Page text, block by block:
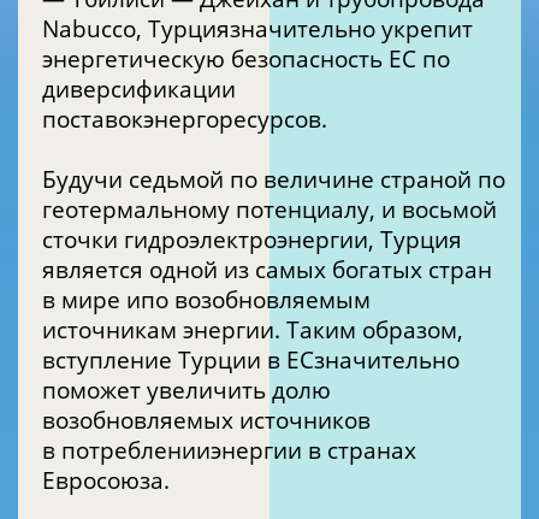
Nabucco, Турциязначительно укрепит
энергетическую безопасность ЕС по
диверсификации
поставокэнергоресурсов.
Будучи седьмой по величине страной по
геотермальному потенциалу, и восьмой
сточки гидроэлектроэнергии, Турция
является одной из самых богатых стран
в мире ипо возобновляемым
источникам энергии. Таким образом,
вступление Турции в ЕСзначительно
поможет увеличить долю
возобновляемых источников
в потребленииэнергии в странах
Евросоюза.